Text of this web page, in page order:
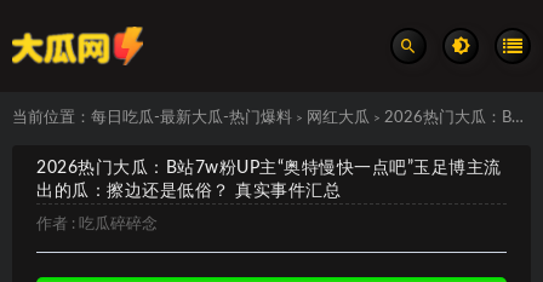
当前位置： 每日吃瓜-最新大瓜-热门爆料 > 网红大瓜 > 2026热门大瓜：B站7w粉UP主“奥特慢快一点吧”玉足博主流出的瓜：擦边还是低俗？ 真实事件汇总
2026热门大瓜：B站7w粉UP主“奥特慢快一点吧”玉足博主流
出的瓜：擦边还是低俗？ 真实事件汇总
作者 : 吃瓜碎碎念